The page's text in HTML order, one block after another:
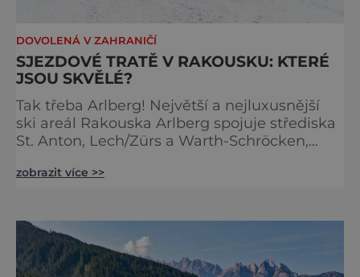
DOVOLENÁ V ZAHRANIČÍ
SJEZDOVÉ TRATĚ V RAKOUSKU: KTERÉ
JSOU SKVĚLÉ?
Tak třeba Arlberg! Největší a nejluxusnější
ski areál Rakouska Arlberg spojuje střediska
St. Anton, Lech/Zürs a Warth-Schröcken,
Čeká na vás neuvěřitelných 305 kilometrů po
návštěvníky 88 lanovek a vleků, z nichž
nejznámější je Flexenbahn. Loni otevřená
okružní trasa Run
zobrazit více >>